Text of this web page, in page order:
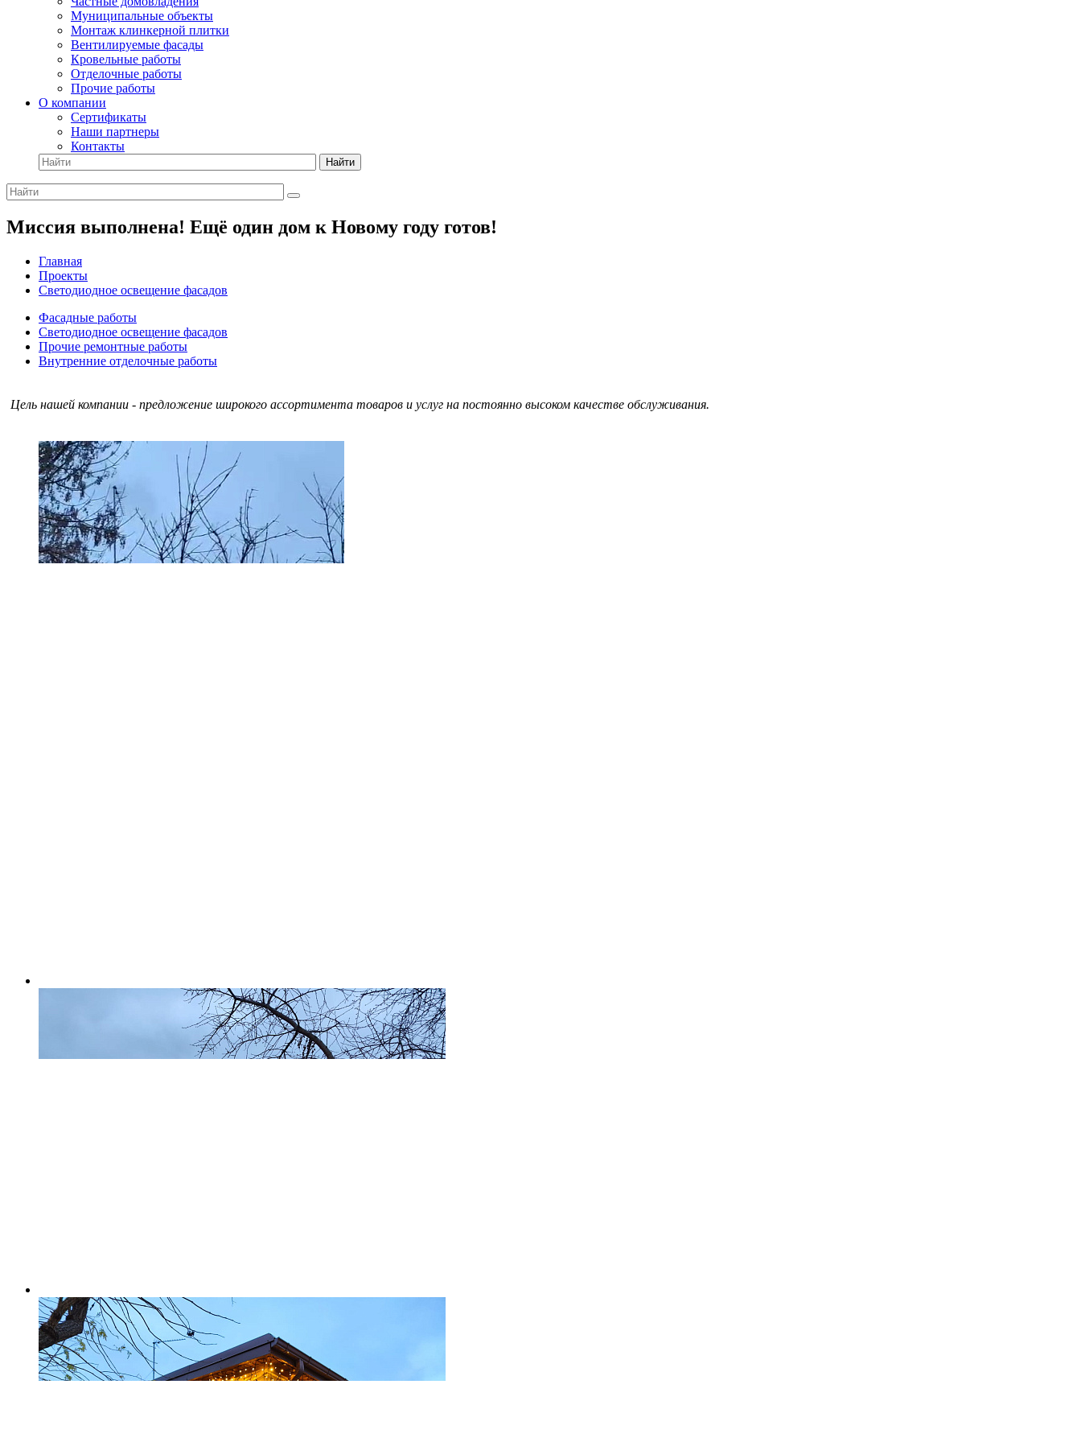
Муниципальные объекты
Монтаж клинкерной плитки
Вентилируемые фасады
Кровельные работы
Отделочные работы
Прочие работы
О компании
Сертификаты
Наши партнеры
Контакты
Найти
Миссия выполнена! Ещё один дом к Новому году готов!
Главная
Проекты
Светодиодное освещение фасадов
Фасадные работы
Светодиодное освещение фасадов
Прочие ремонтные работы
Внутренние отделочные работы
Цель нашей компании - предложение широкого ассортимента товаров и услуг на постоянно высоком качестве обслуживания.